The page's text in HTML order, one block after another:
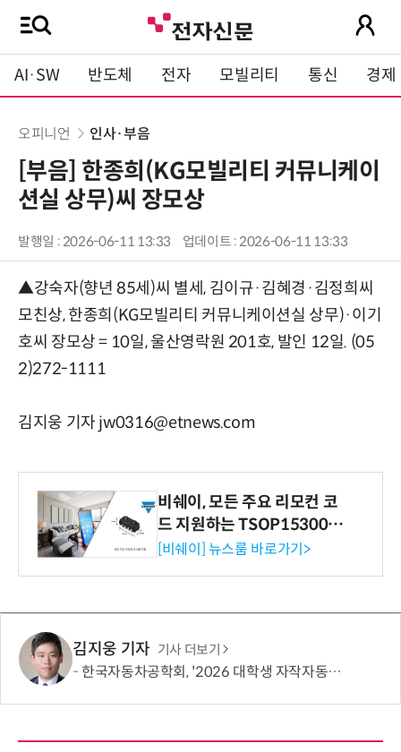
AI·SW 반도체 전자 모빌리티 통신 경제
오피니언 인사·부음
[부음] 한종희(KG모빌리티 커뮤니케이
션실 상무)씨 장모상
발행일 : 2026-06-11 13:33 업데이트 : 2026-06-11 13:33
▲강숙자(향년 85세)씨 별세, 김이규·김혜경·김정희씨
모친상, 한종희(KG모빌리티 커뮤니케이션실 상무)·이기
호씨 장모상 = 10일, 울산영락원 201호, 발인 12일. (05
2)272-1111
김지웅 기자 jw0316@etnews.com
비쉐이, 모든 주요 리모컨 코
드 지원하는 TSOP15300 시
리즈 IR 수신기 출시
[비쉐이] 뉴스룸 바로가기>
김지웅 기자 기사 더보기
한국자동차공학회, '2026 대학생 자작자동차대회 포뮬러 부문' 개최